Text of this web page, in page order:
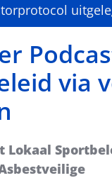
via
Lokaal